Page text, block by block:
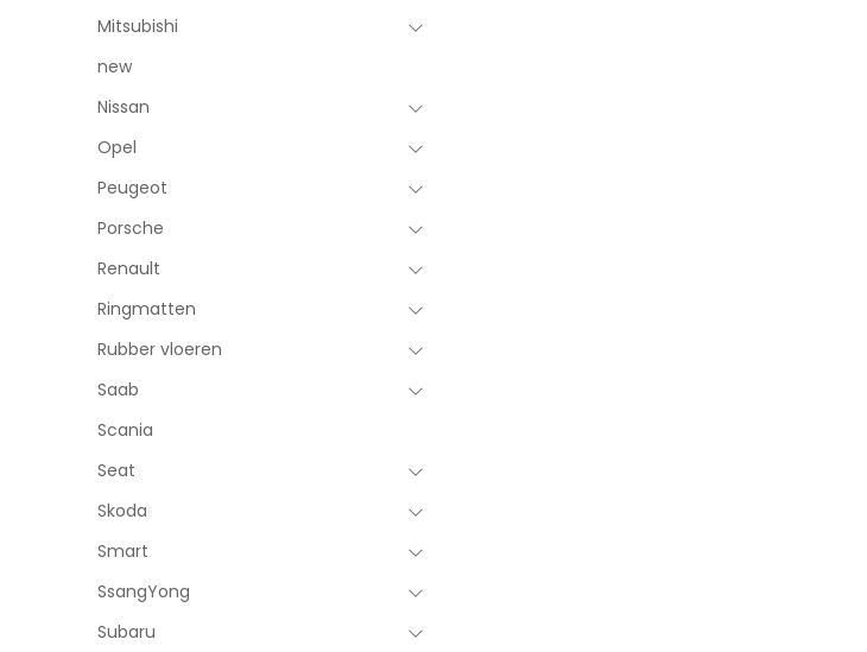
Mitsubishi
new
Nissan
Opel
Peugeot
Porsche
Renault
Ringmatten
Rubber vloeren
Saab
Scania
Seat
Skoda
Smart
SsangYong
Subaru